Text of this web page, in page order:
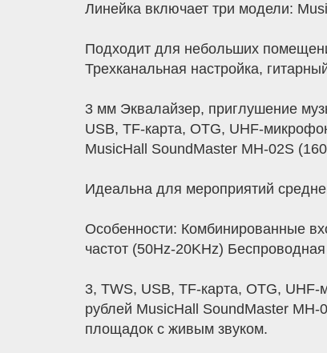
Линейка включает три модели:
Подходит для небольших
Трехканальная настройка,
3 мм Эквалайзер, приглушение
USB, TF-карта, OTG, UHF-
MusicHall SoundMaster MH-02S
Идеальна для мероприятий
Особенности: Комбинированные
частот (50Hz-20KHz)
3, TWS, USB, TF-карта, OTG,
рублей MusicHall SoundMaster
площадок с живым звуком.